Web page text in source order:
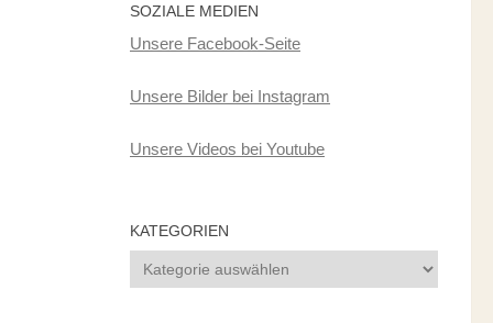
SOZIALE MEDIEN
Unsere Facebook-Seite
Unsere Bilder bei Instagram
Unsere Videos bei Youtube
KATEGORIEN
Kategorien